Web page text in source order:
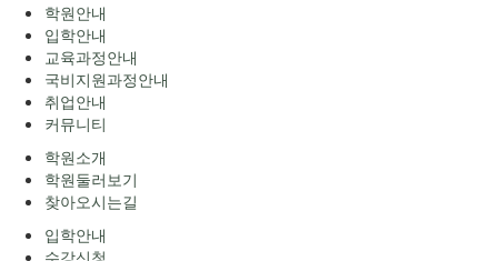
학원안내
입학안내
교육과정안내
국비지원과정안내
취업안내
커뮤니티
학원소개
학원둘러보기
찾아오시는길
입학안내
수강신청